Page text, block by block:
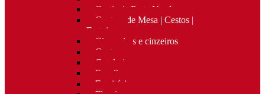
Castiçais Prata Usada
Centros de Mesa | Cestos |
Fruteiras
Cigarreiras e cinzeiros
Costura
Cutelaria
Espelhos
Escritório